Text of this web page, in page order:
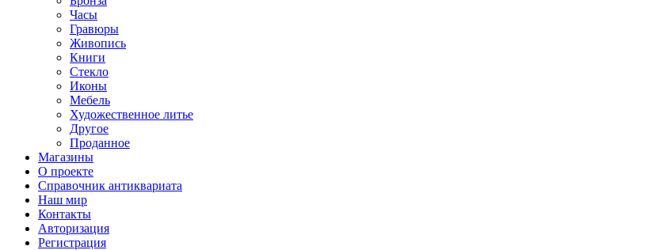
Часы
Гравюры
Живопись
Книги
Стекло
Иконы
Мебель
Художественное литье
Другое
Проданное
Магазины
О проекте
Справочник антиквариата
Наш мир
Контакты
Авторизация
Регистрация